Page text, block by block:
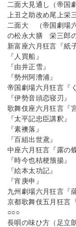
二面大見通し（帝国
上丑之助改め尾上栄
二面大 （帝国劇場
の松永大膳 栄三郎
新富座六月狂言『紙
『人買船』
『由井正雪』
『勢州阿漕浦』
帝国劇場六月狂言『
『伊勢音頭恋寝刃』
歌舞伎座六月狂言『
『太平記忠臣講釈』
『素襖落』
『百組出世鳶』
中座六月狂言『露の蝶
『時今也桔梗籏揚』
『絵本太功記』
『宵庚申』
九州劇場六月狂言『
京都歌舞伎五月狂言
○○○
長唄の味ひ方（足立